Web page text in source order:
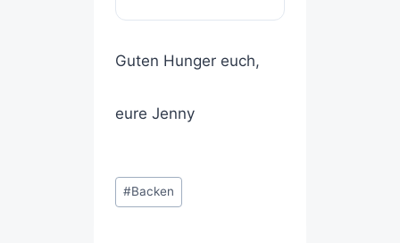
Guten Hunger euch,
eure Jenny
#Backen